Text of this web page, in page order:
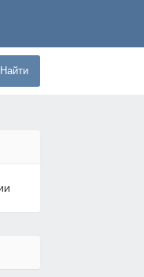
Найти